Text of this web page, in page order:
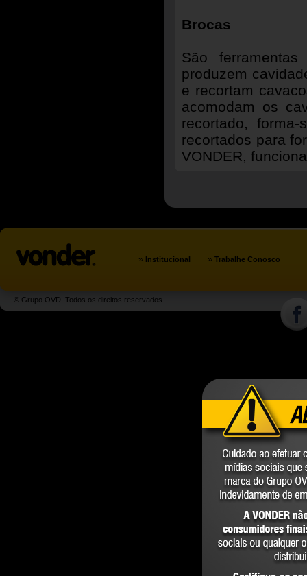
Brocas
São
produzem
e recortam
acomodam os
recortado,
recortados para
VONDER,
» Institucional » Trabalhe Conosco
© Grupo OVD. Todos os direitos reservados.